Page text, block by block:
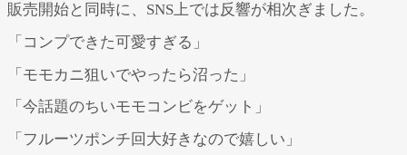
販売開始と同時に、SNS上では反響が相次ぎました。
「コンプできた可愛すぎる」
「モモカニ狙いでやったら沼った」
「今話題のちいモモコンビをゲット」
「フルーツポンチ回大好きなので嬉しい」